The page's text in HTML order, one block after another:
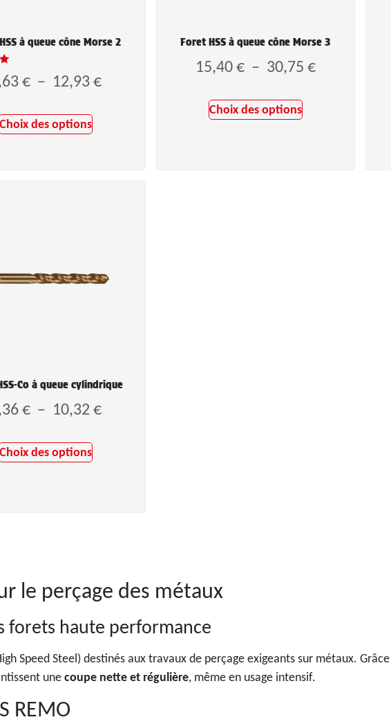
à queue cône Morse 2
€ – 12,93€
Choix des options
Foret HSS à queue cône Morse 3
15,40€ – 30,75 €
Choix des options
Co à queue cylindrique
€ – 10,32€
Choix des options
le perçage des métaux
forets haute performance
Speed Steel) destinés aux travaux de perçage exigeants sur métaux.
unecoupe nette et régulière, même en usage intensif.
REMO